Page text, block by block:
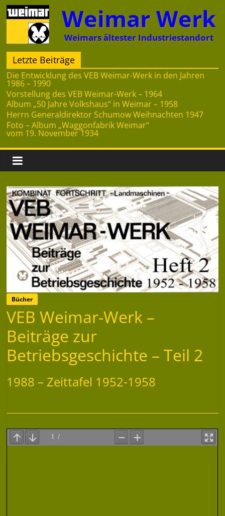
Zum
Inhalt
springen
Weimar Werk
Weimars ältester Industriestandort
Letzte Beiträge
Die Entwicklung des VEB Weimar-Werk in den Jahren
1986 – 1990
Vorstellung des VEB Weimar-Werk – 1964
Album „50 Jahre Volkshaus“ in Weimar – 1958
Herrn Generaldirektor Schumow Weihnachten 1947
Foto – Album „Waggonfabrik Weimar“
vom 19. November 1934
Bücher
VEB Weimar-Werk –
Beiträge zur
Betriebsgeschichte – Teil 2
1988 – Zeittafel 1952-1958